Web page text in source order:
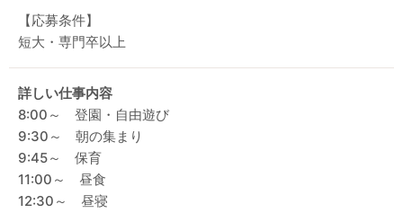
【応募条件】
短大・専門卒以上
詳しい仕事内容
8:00～ 登園・自由遊び
9:30～ 朝の集まり
9:45～ 保育
11:00～ 昼食
12:30～ 昼寝